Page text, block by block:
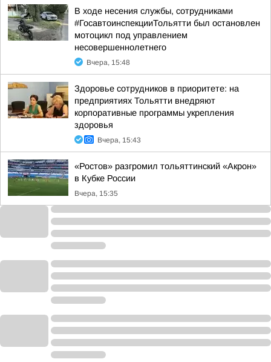
В ходе несения службы, сотрудниками
#ГосавтоинспекцииТольятти был остановлен
мотоцикл под управлением
несовершеннолетнего
Вчера, 15:48
Здоровье сотрудников в приоритете: на
предприятиях Тольятти внедряют
корпоративные программы укрепления
здоровья
Вчера, 15:43
«Ростов» разгромил тольяттинский «Акрон»
в Кубке России
Вчера, 15:35